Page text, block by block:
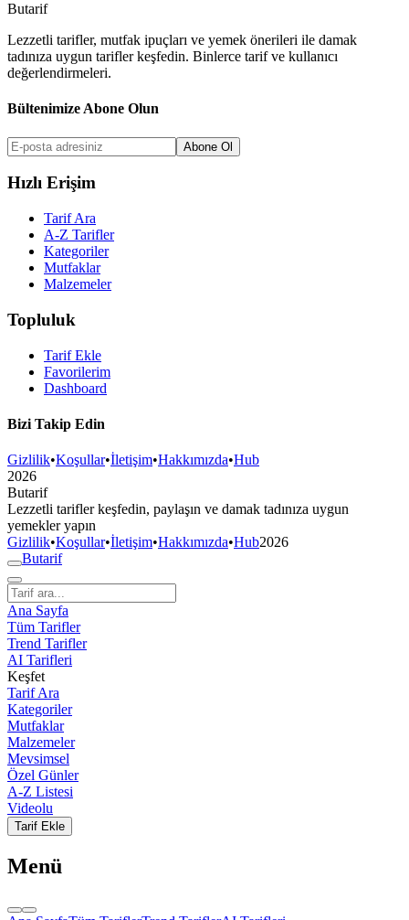
Butarif
Lezzetli tarifler, mutfak ipuçları ve yemek önerileri ile damak
tadınıza uygun tarifler keşfedin. Binlerce tarif ve kullanıcı
değerlendirmeleri.
Bültenimize Abone Olun
Abone Ol
Hızlı Erişim
Tarif Ara
A-Z Tarifler
Kategoriler
Mutfaklar
Malzemeler
Topluluk
Tarif Ekle
Favorilerim
Dashboard
Bizi Takip Edin
Gizlilik•Koşullar•İletişim•Hakkımızda•Hub
2026
Butarif
Lezzetli tarifler keşfedin, paylaşın ve damak tadınıza uygun
yemekler yapın
Gizlilik•Koşullar•İletişim•Hakkımızda•Hub2026
Butarif
Ana Sayfa
Tüm Tarifler
Trend Tarifler
AI Tarifleri
Keşfet
Tarif Ara
Kategoriler
Mutfaklar
Malzemeler
Mevsimsel
Özel Günler
A-Z Listesi
Videolu
Tarif Ekle
Menü